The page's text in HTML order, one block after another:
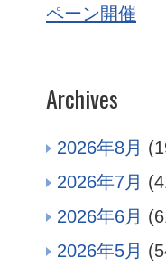
ペーン開催
Archives
2026年8月
2026年7月
2026年6月
2026年5月